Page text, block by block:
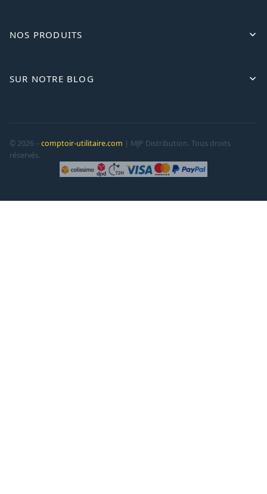
NOS PRODUITS
SUR NOTRE BLOG
© 2026 –comptoir-utilitaire.com | MJP Distribution. Tous droits
réservés.